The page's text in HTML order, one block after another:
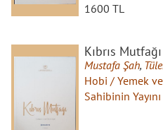
1600 TL
Kıbrıs
Mustafa Şah,
Hobi / Yemek
Sahibinin Yayını